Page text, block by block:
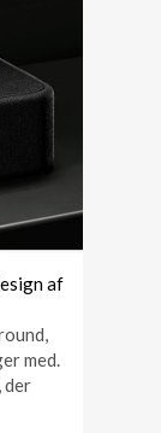
af
med.
der